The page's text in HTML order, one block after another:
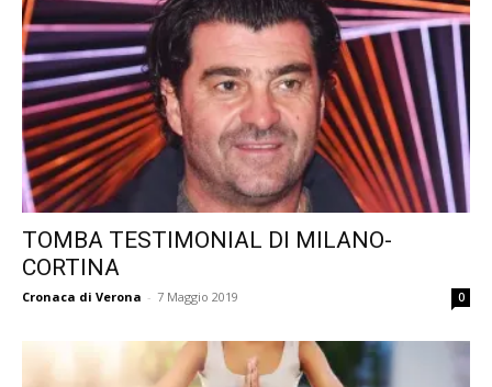
TOMBA TESTIMONIAL DI MILANO-
CORTINA
Cronaca di Verona - 7 Maggio 2019 0